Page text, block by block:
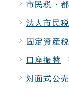
市民税・
法人市民
固定資産
口座振替
対面式公